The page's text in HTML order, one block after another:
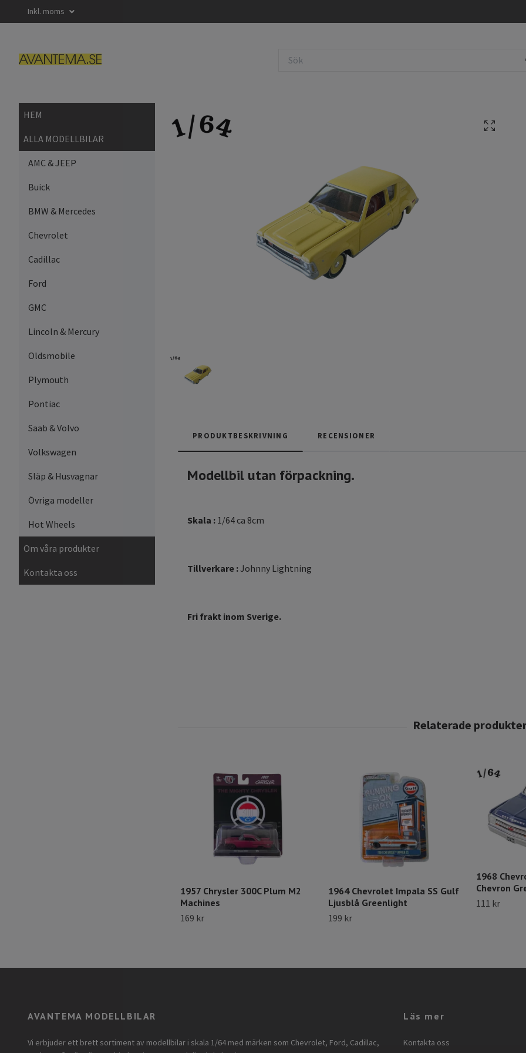
Inkl. moms
HEM
ALLA MODELLBILAR
AMC & JEEP
Buick
BMW & Mercedes
Chevrolet
Cadillac
Ford
GMC
Lincoln & Mercury
Oldsmobile
Plymouth
Pontiac
Saab & Volvo
Volkswagen
Släp & Husvagnar
Övriga modeller
Hot Wheels
Om våra produkter
Kontakta oss
PRODUKTBESKRIVNING RECENSIONER
Modellbil utan förpackning.
Skala : 1/64 ca 8cm
Tillverkare :Johnny Lightning
Fri frakt inom Sverige.
1957 Chrysler 300C Plum M2
Machines
169 kr
1964 Chevrolet Impala SS Gulf
Ljusblå Greenlight
199 kr
1968
Chevron
111 kr
AVANTEMA MODELLBILAR
Vi erbjuder ett brett sortiment av modellbilar i skala 1/64 med märken som Chevrolet, Ford, Cadillac,
Läs mer
Kontakta oss